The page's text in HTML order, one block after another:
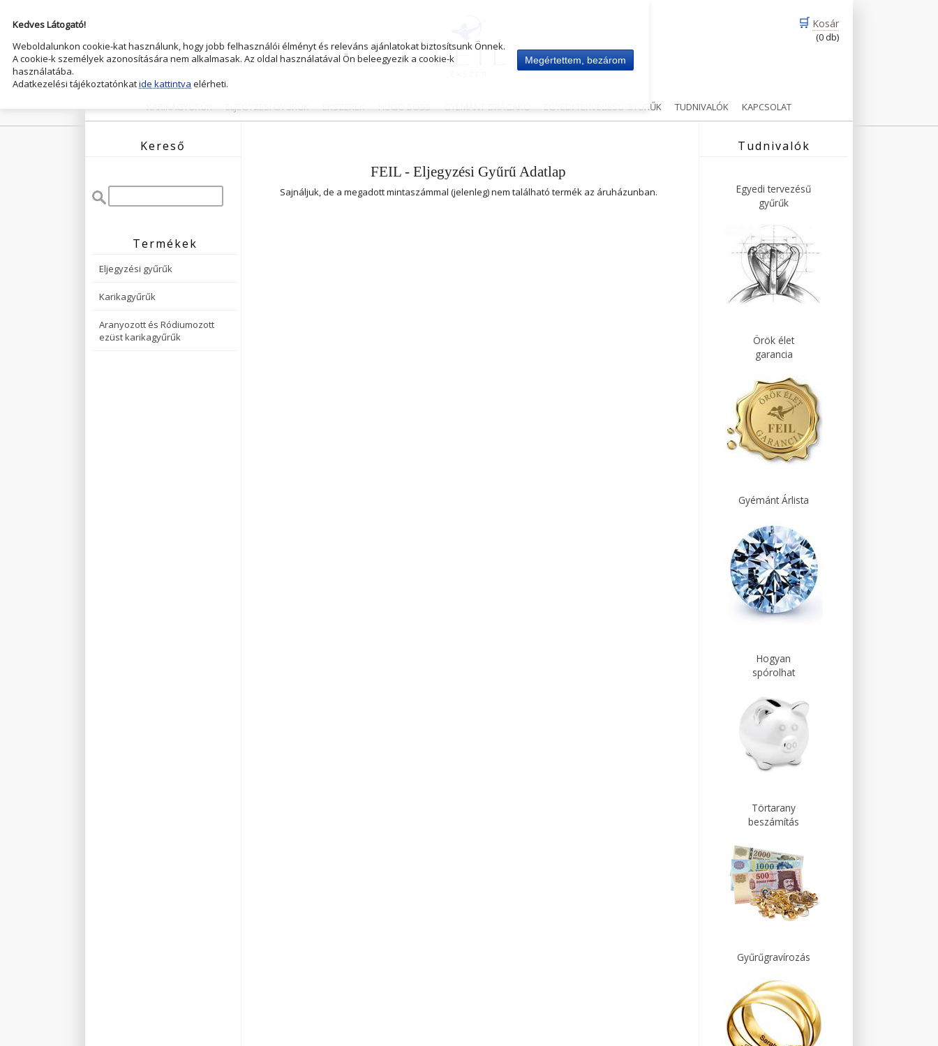
🛒 Kosár
(0 db)
KARIKAGYŰRŰK ELJEGYZESI GYŰRŰK ÉKSZEREK HUGO BOSS GYÉMÁNT-DRÁGAKŐ EGYEDI TERVEZÉSŰ GYŰRŰK TUDNIVALÓK KAPCSOLAT
Kereső
Termékek
Eljegyzési gyűrűk
Karikagyűrűk
Aranyozott és Ródiumozott
ezüst karikagyűrűk
FEIL - Eljegyzési Gyűrű Adatlap
Sajnáljuk, de a megadott mintaszámmal (jelenleg) nem található termék az áruházunban.
Tudnivalók
Egyedi tervezésű
gyűrűk
Örök élet
garancia
Gyémánt Árlista
Hogyan
spórolhat
Törtarany
beszámítás
Gyűrűgravírozás
Kedves Látogató!
Weboldalunkon cookie-kat használunk, hogy jobb felhasználói élményt és releváns ajánlatokat biztosítsunk Önnek.
A cookie-k személyek azonosítására nem alkalmasak. Az oldal használatával Ön beleegyezik a cookie-k
használatába.
Adatkezelési tájékoztatónkatide kattintva elérheti.
Megértettem, bezárom